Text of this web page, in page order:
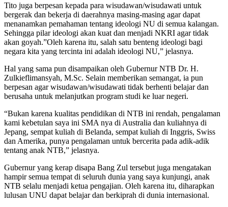
Tito juga berpesan kepada para wisudawan/wisudawati untuk
bergerak dan bekerja di daerahnya masing-masing agar dapat
menanamkan pemahaman tentang ideologi NU di semua kalangan.
Sehingga pilar ideologi akan kuat dan menjadi NKRI agar tidak
akan goyah.”Oleh karena itu, salah satu benteng ideologi bagi
negara kita yang tercinta ini adalah ideologi NU,” jelasnya.
Hal yang sama pun disampaikan oleh Gubernur NTB Dr. H.
Zulkieflimansyah, M.Sc. Selain memberikan semangat, ia pun
berpesan agar wisudawan/wisudawati tidak berhenti belajar dan
berusaha untuk melanjutkan program studi ke luar negeri.
“Bukan karena kualitas pendidikan di NTB ini rendah, pengalaman
kami kebetulan saya ini SMA nya di Australia dan kuliahnya di
Jepang, sempat kuliah di Belanda, sempat kuliah di Inggris, Swiss
dan Amerika, punya pengalaman untuk bercerita pada adik-adik
tentang anak NTB,” jelasnya.
Gubernur yang kerap disapa Bang Zul tersebut juga mengatakan
hampir semua tempat di seluruh dunia yang saya kunjungi, anak
NTB selalu menjadi ketua pengajian. Oleh karena itu, diharapkan
lulusan UNU dapat belajar dan berkiprah di dunia internasional.